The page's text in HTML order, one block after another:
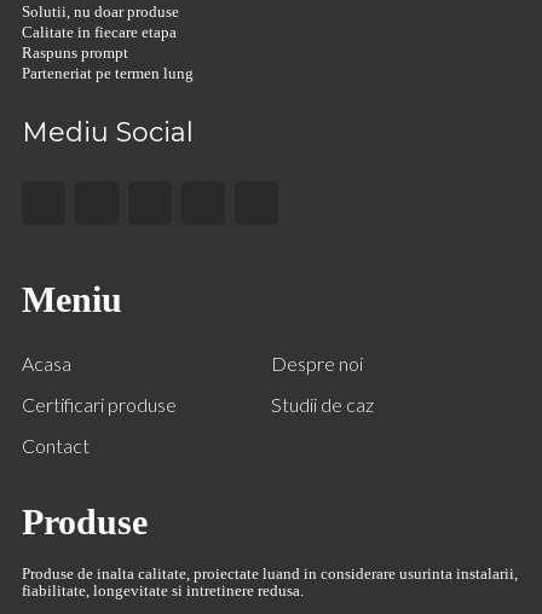
Solutii, nu doar produse
Calitate in fiecare etapa
Raspuns prompt
Parteneriat pe termen lung
Mediu Social
Meniu
Acasa
Despre noi
Certificari produse
Studii de caz
Contact
Produse
Produse de inalta calitate, proiectate luand in considerare usurinta instalarii,
fiabilitate, longevitate si intretinere redusa.